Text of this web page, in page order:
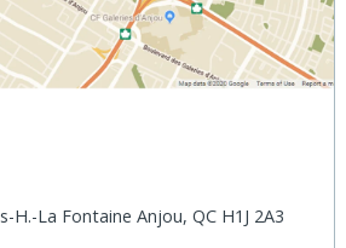
H.-La Fontaine Anjou, QC H1J 2A3